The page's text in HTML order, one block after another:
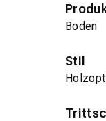
Boden
Stil